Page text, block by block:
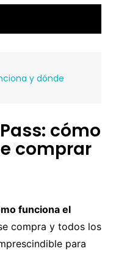
y dónde
cómo
comprar
funciona el
compra y todos los
para